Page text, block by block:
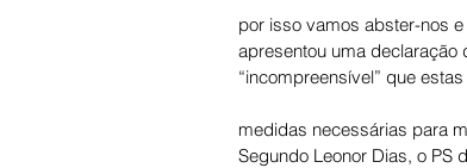
por isso vamos abster-nos
apresentou uma declaração
“incompreensível” que
medidas necessárias para
Segundo Leonor Dias, o PS